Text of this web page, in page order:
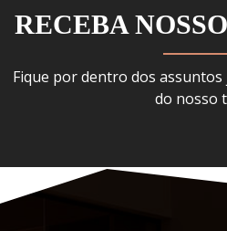
RECEBA
Fique por dentro dos
do nosso